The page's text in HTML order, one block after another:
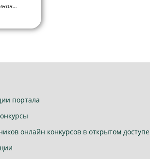
портала
онлайн конкурсов в открытом доступе